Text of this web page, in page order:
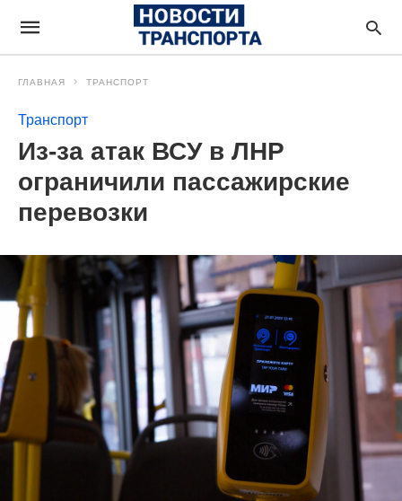
ГЛАВНАЯ ТРАНСПОРТ
Транспорт
Из-за атак ВСУ в ЛНР
ограничили пассажирские
перевозки